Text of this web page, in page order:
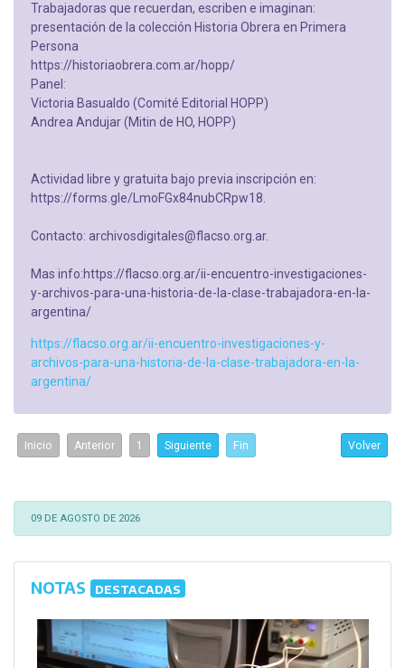
Trabajadoras que recuerdan, escriben e imaginan:
presentación de la colección Historia Obrera en Primera
Persona
https://historiaobrera.com.ar/hopp/
Panel:
Victoria Basualdo (Comité Editorial HOPP)
Andrea Andujar (Mitin de HO, HOPP)
Actividad libre y gratuita bajo previa inscripción en:
https://forms.gle/LmoFGx84nubCRpw18.
Contacto: archivosdigitales@flacso.org.ar.
Mas info:https://flacso.org.ar/ii-encuentro-investigaciones-
y-archivos-para-una-historia-de-la-clase-trabajadora-en-la-
argentina/
https://flacso.org.ar/ii-encuentro-investigaciones-y-
archivos-para-una-historia-de-la-clase-trabajadora-en-la-
argentina/
Inicio Anterior 1 Siguiente Fin Volver
09 DE AGOSTO DE 2026
NOTAS DESTACADAS